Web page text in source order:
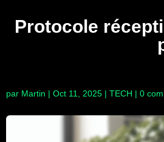
Protocole
par Martin | Oct 11, 2025| TECH | 0